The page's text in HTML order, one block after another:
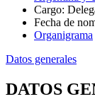
Cargo:
Fecha de
Organigrama
Datos generales
DATOS